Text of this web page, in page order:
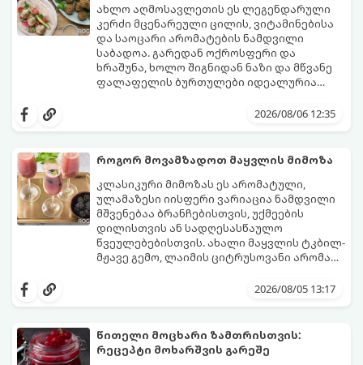
ახლო აღმოსავლეთის ეს ლეგენდარული
კერძი მცენარეული ცილის, ვიტამინებისა
და საოცარი არომატების ნამდვილი
საბადოა. გარედან ოქროსფერი და
ხრაშუნა, ხოლო შიგნიდან ნაზი და მწვანე
ფალაფელის ბურთულები იდეალურია
სალათებთან ერთად ან ტახინის (სესამის)
მდგომარეობს, რომ გამოიყენება
შეწვისას ფორმა იდეალურად შეინარჩუნოს
და არ დაიშალოს.
მომზადების დრო: 20 წუთი (დამატებით
მუხუდოს ჩალბობის დრო: 12-24 საათი)
შეწვის დრო: 10–15 წუთი ულუფა: 20–24 ცალი
ბურთულა (4–6 პორცია)
2026/08/06 12:35
როგორ მოვამზადოთ მაყვლის მიმოზა
კლასიკური მიმოზას ეს არომატული,
ულამაზესი იისფერი ვარიაცია ნამდვილი
მშვენებაა ბრანჩებისთვის, უქმეების
დილისთვის ან სადღესასწაულო
წვეულებებისთვის. ახალი მაყვლის ტკბილ-
მჟავე გემო, ლაიმის ციტრუსოვანი არომატი
საოცრად დახვეწილ და მაგრილებელ
და მის მომზადებას მინიმალური
პორცია
2026/08/05 13:17
წითელი მოცხარი ზამთრისთვის:
რეცეპტი მოხარშვის გარეშე